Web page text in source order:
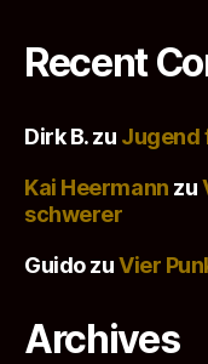
Recent
Dirk B.zu Jugend
Kai Heermann zu
schwerer
GuidozuVier
Archives